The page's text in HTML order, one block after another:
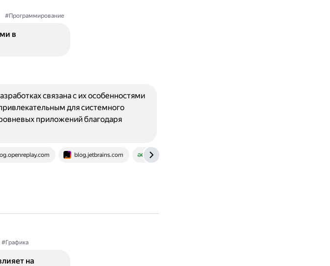
#Программирование
в
blog.jetbrains.com www.geeksforgeeks.org
связана с их особенностями
для системного
приложений благодаря
#Графика
на